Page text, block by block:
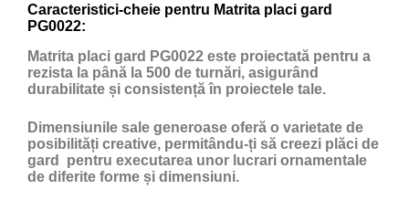
Caracteristici-cheie pentru Matrita placi gard
PG0022:
Matrita placi gard PG0022 este proiectată pentru a
rezista la până la 500 de turnări, asigurând
durabilitate și consistență în proiectele tale.
Dimensiunile sale generoase oferă o varietate de
posibilități creative, permitându-ți să creezi plăci de
gard pentru executarea unor lucrari ornamentale
de diferite forme și dimensiuni.